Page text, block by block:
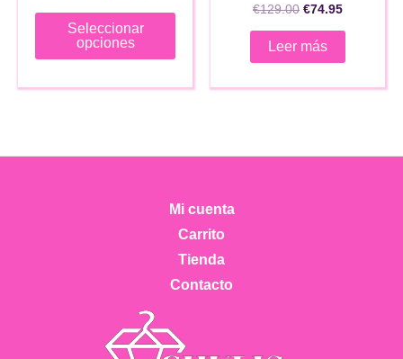
original
era:
€59.95.
Seleccionar
opciones
Este
múltiples
pueden
elegir
en
la
de
€129.00 El
original
€74.95El
Leer más
Mi cuenta
Carrito
Tienda
Contacto